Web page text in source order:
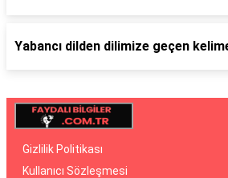
Yabancı dilden dilimize geçen
Gizlilik Politikası
Kullanıcı Sözleşmesi